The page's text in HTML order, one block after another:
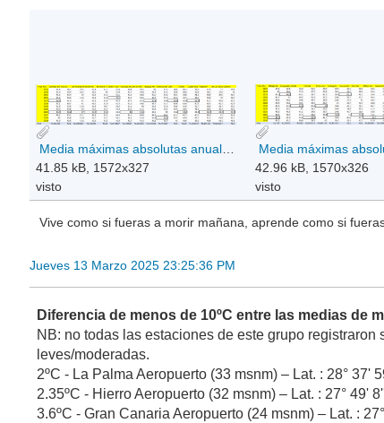
41.85 kB, 1572x327
visto
42.96 kB, 1570x326
visto
Vive como si fueras a morir mañana, aprende como si
Jueves 13 Marzo 2025 23:25:36 PM
Diferencia de menos de 10ºC entre las medias de
NB: no todas las estaciones de este grupo
leves/moderadas.
2ºC - La Palma Aeropuerto (33 msnm) – Lat. : 28° 37'
2.35ºC - Hierro Aeropuerto (32 msnm) – Lat. : 27° 49'
3.6ºC - Gran Canaria Aeropuerto (24 msnm) – Lat. :